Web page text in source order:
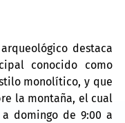
destaca
conocido como
monolítico, y que
la montaña, el cual
domingo de 9:00 a